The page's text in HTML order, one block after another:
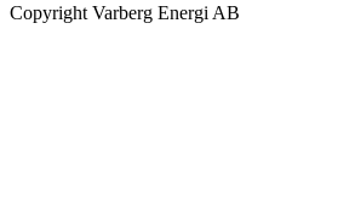
Copyright Varberg Energi AB